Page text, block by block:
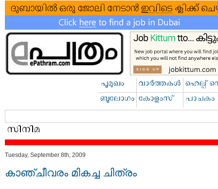
Tuesday, September 8th, 2009
കാഞ്ചീവരം മികച്ച ചിത്രം